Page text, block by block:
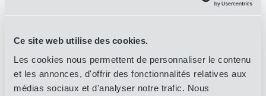
Ce site web utilise des cookies.
Les cookies nous permettent de personnaliser le contenu
et les annonces, d'offrir des fonctionnalités relatives aux
médias sociaux et d'analyser notre trafic. Nous
Inde
15 mai 2024
Nouvelles